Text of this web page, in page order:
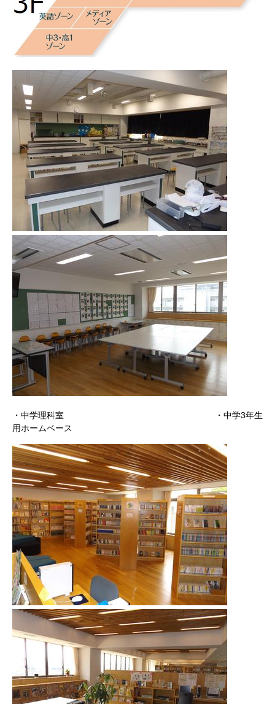
・中学理科室 ・中学3年生
用ホームベース